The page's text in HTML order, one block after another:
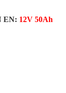
EN: 12V 50Ah